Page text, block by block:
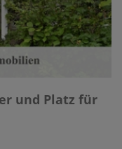
und Platz für